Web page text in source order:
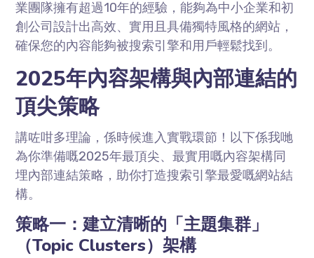
業團隊擁有超過10年的經驗，能夠為中小企業和初
創公司設計出高效、實用且具備獨特風格的網站，
確保您的內容能夠被搜索引擎和用戶輕鬆找到。
2025年內容架構與內部連結的
頂尖策略
講咗咁多理論，係時候進入實戰環節！以下係我哋
為你準備嘅2025年最頂尖、最實用嘅內容架構同
埋內部連結策略，助你打造搜索引擎最愛嘅網站結
構。
策略一：建立清晰的「主題集群」
（Topic Clusters）架構